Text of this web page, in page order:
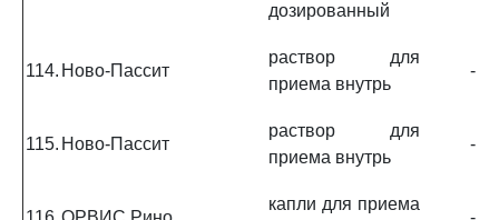
дозированный
114. Ново-Пассит
раствор для
приема внутрь
-
115. Ново-Пассит
раствор для
приема внутрь
-
капли для приема